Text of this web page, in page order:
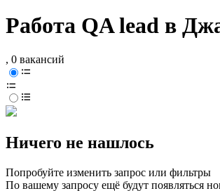
Работа QA lead в
, 0 вакансий
Ничего не нашлось
Попробуйте изменить запрос или фильтры
По вашему запросу ещё будут появляться